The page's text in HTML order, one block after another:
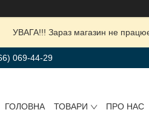
УВАГА!!! Зараз магазин не
069-44-29
ГОЛОВНА ТОВАРИ ПРО НАС